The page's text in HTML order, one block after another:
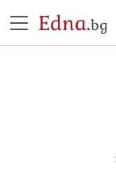
Edna.bg